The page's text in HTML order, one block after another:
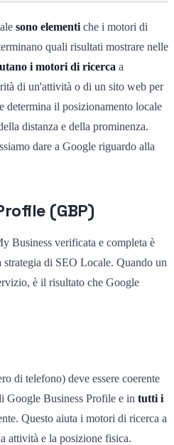
sono elementi che i motori di
quali risultati mostrare nelle
i motori di ricerca a
di un'attività o di un sito web per
determina il posizionamento locale
distanza e della prominenza.
dare a Google riguardo alla
(GBP)
Business verificata e completa è
di SEO Locale. Quando un
è il risultato che Google
di telefono) deve essere coerente
Google Business Profile e in tutti i
Questo aiuta i motori di ricerca a
attività e la posizione fisica.